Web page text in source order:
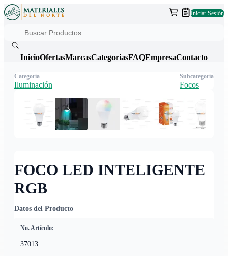
Iniciar Sesión
InicioOfertasMarcasCategoriasFAQEmpresaContacto
FOCO LED INTELIGENTE
RGB
Datos del Producto
No. Artículo:
37013
Categoría
Iluminación
Subcategoría
Focos